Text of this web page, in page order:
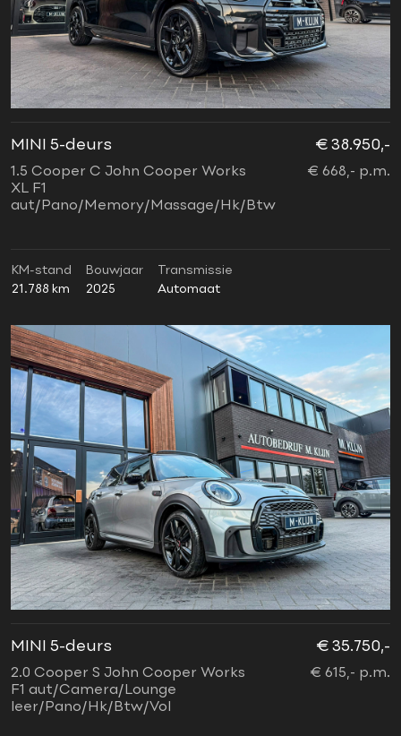
MINI 5-deurs
1.5 Cooper C John Cooper Works
XL F1
aut/Pano/Memory/Massage/Hk/Btw
€ 38.950,-
€ 668,- p.m.
KM-stand
21.788 km
Bouwjaar
2025
Transmissie
Automaat
MINI 5-deurs
2.0 Cooper S John Cooper Works
F1 aut/Camera/Lounge
leer/Pano/Hk/Btw/Vol
€ 35.750,-
€ 615,- p.m.